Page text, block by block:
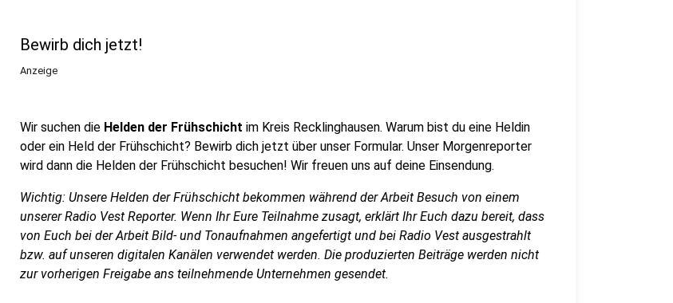
Bewirb dich jetzt!
Anzeige
Wir suchen die Helden der Frühschicht im Kreis Recklinghausen. Warum bist du eine Heldin
oder ein Held der Frühschicht? Bewirb dich jetzt über unser Formular. Unser Morgenreporter
wird dann die Helden der Frühschicht besuchen! Wir freuen uns auf deine Einsendung.
Wichtig: Unsere Helden der Frühschicht bekommen während der Arbeit Besuch von einem
unserer Radio Vest Reporter. Wenn Ihr Eure Teilnahme zusagt, erklärt Ihr Euch dazu bereit, dass
von Euch bei der Arbeit Bild- und Tonaufnahmen angefertigt und bei Radio Vest ausgestrahlt
bzw. auf unseren digitalen Kanälen verwendet werden. Die produzierten Beiträge werden nicht
zur vorherigen Freigabe ans teilnehmende Unternehmen gesendet.